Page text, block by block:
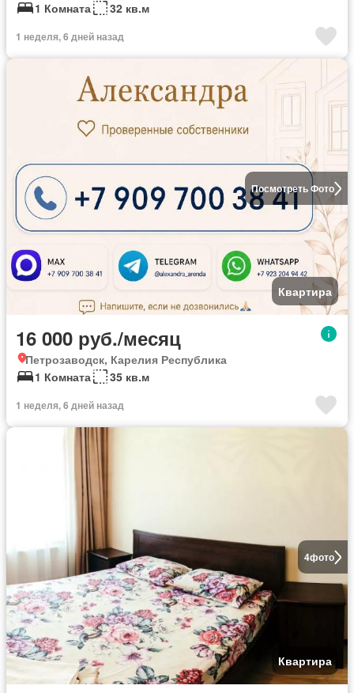
1 Комната
32 кв.м
1 неделя, 6 дней назад
Посмотреть Фото
Квартира
16 000 руб./месяц
Петрозаводск, Карелия Республика
1 Комната
35 кв.м
1 неделя, 6 дней назад
4фото
Квартира